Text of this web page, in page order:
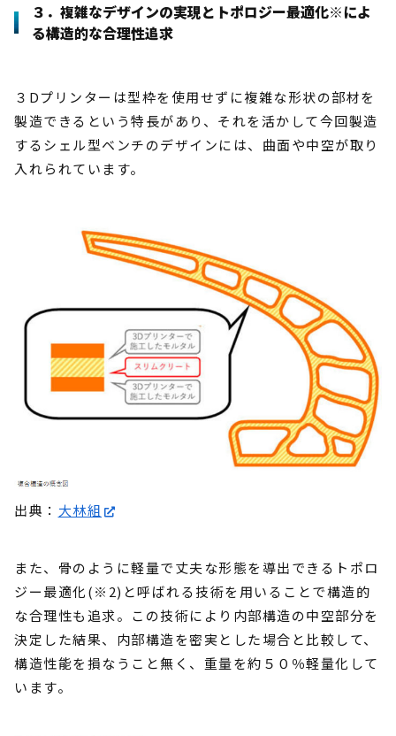
３．複雑なデザインの実現とトポロジー最適化※によ
る構造的な合理性追求
３Dプリンターは型枠を使用せずに複雑な形状の部材を
製造できるという特長があり、それを活かして今回製造
するシェル型ベンチのデザインには、曲面や中空が取り
入れられています。
出典： 大林組
また、骨のように軽量で丈夫な形態を導出できるトポロ
ジー最適化(※2)と呼ばれる技術を用いることで構造的
な合理性も追求。この技術により内部構造の中空部分を
決定した結果、内部構造を密実とした場合と比較して、
構造性能を損なうこと無く、重量を約５０％軽量化して
います。